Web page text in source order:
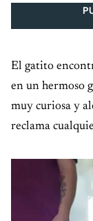
El gatito
en un hermoso
muy curiosa y
reclama